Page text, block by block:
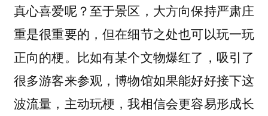
真心喜爱呢？至于景区，大方向保持严肃庄
重是很重要的，但在细节之处也可以玩一玩
正向的梗。比如有某个文物爆红了，吸引了
很多游客来参观，博物馆如果能好好接下这
波流量，主动玩梗，我相信会更容易形成长